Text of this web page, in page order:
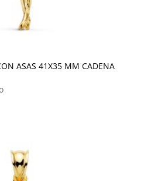
ASAS 41X35 MM CADENA